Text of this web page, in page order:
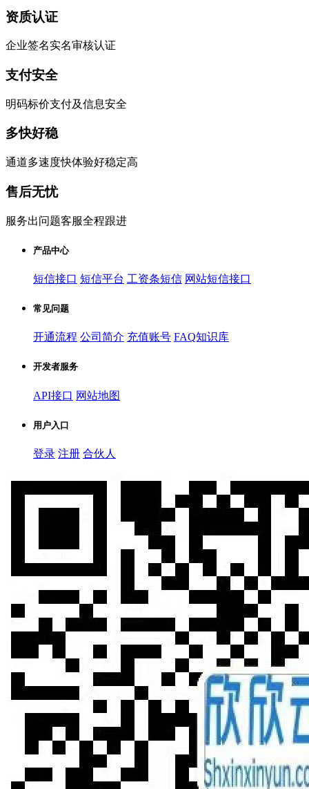
资质认证
企业签名实名审核认证
支付安全
明码标价支付及信息安全
多快好稳
通道多速度快体验好稳定高
售后无忧
服务出问题客服全程跟进
产品中心
短信接口 短信平台 工资条短信 网站短信接口
常见问题
开通流程 公司简介 充值账号 FAQ知识库
开发者服务
API接口 网站地图
用户入口
登录 注册 合伙人